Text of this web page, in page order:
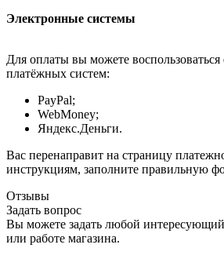
Электронные системы
Для оплаты вы можете
платёжных систем:
PayPal;
WebMoney;
Яндекс.Деньги.
Вас перенаправит на страницу
инструкциям, заполните правильную
Отзывы
Задать вопрос
Вы можете задать любой интересующий
или работе магазина.